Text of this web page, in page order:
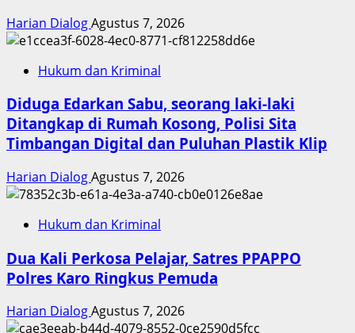
Harian DialogAgustus 7, 2026
Hukum dan Kriminal
Diduga Edarkan Sabu, seorang laki-laki
Ditangkap di Rumah Kosong, Polisi Sita
Timbangan Digital dan Puluhan Plastik Klip
Harian DialogAgustus 7, 2026
Hukum dan Kriminal
Dua Kali Perkosa Pelajar, Satres PPAPPO
Polres Karo Ringkus Pemuda
Harian DialogAgustus 7, 2026